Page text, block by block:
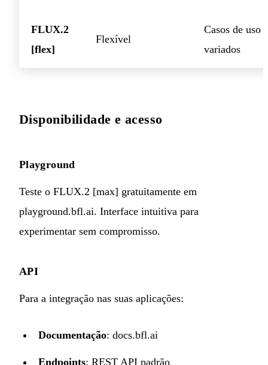
FLUX.2
[flex]
Flexível
Casos de uso
variados
Disponibilidade e acesso
Playground
Teste o FLUX.2 [max] gratuitamente em
playground.bfl.ai. Interface intuitiva para
experimentar sem compromisso.
API
Para a integração nas suas aplicações:
Documentação: docs.bfl.ai
Endpoints: REST API padrão